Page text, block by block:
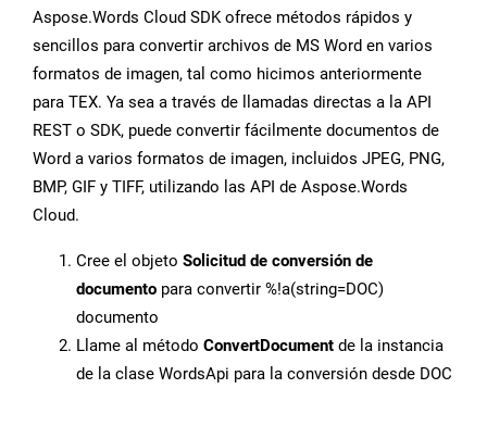
Aspose.Words Cloud SDK ofrece métodos rápidos y
sencillos para convertir archivos de MS Word en varios
formatos de imagen, tal como hicimos anteriormente
para TEX. Ya sea a través de llamadas directas a la API
REST o SDK, puede convertir fácilmente documentos de
Word a varios formatos de imagen, incluidos JPEG, PNG,
BMP, GIF y TIFF, utilizando las API de Aspose.Words
Cloud.
Cree el objeto Solicitud de conversión de
documento para convertir %!a(string=DOC)
documento
Llame al método ConvertDocument de la instancia
de la clase WordsApi para la conversión desde DOC